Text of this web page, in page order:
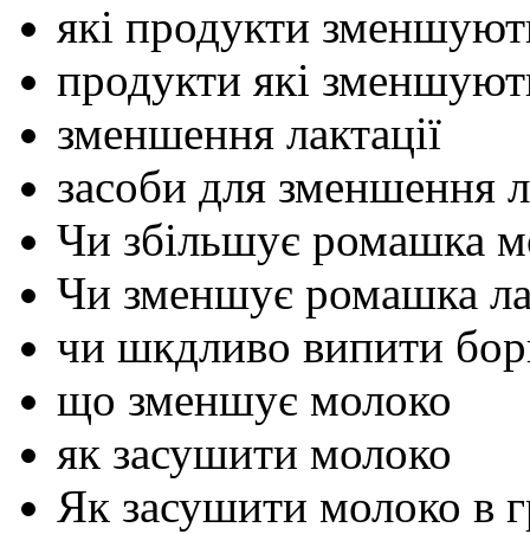
які продукти
продукти які
зменшення лактації
засоби для зменшення
Чи збільшує ромашка
Чи зменшує ромашка
чи шкдливо випити
що зменшує молоко
як засушити молоко
Як засушити молоко в